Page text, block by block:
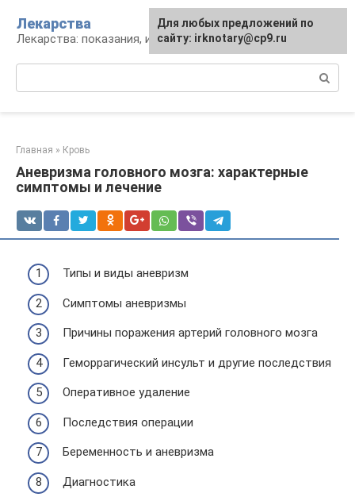
контенту
Лекарства
Лекарства: показания, инструкция, аналоги
Главная » Кровь
Аневризма головного мозга: характерные
симптомы и лечение
Типы и виды аневризм
Симптомы аневризмы
Причины поражения артерий головного мозга
Геморрагический инсульт и другие последствия
Оперативное удаление
Последствия операции
Беременность и аневризма
Диагностика
Для любых предложений по
сайту: irknotary@cp9.ru